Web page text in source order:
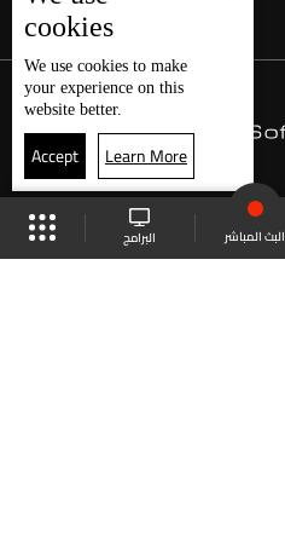
البث المباشر البرامج
cookies
We use cookies to make
your experience on this
website better.
Accept Learn More
الجدول البث المباشر